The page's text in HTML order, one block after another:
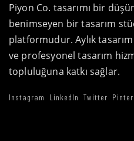
Piyon Co. tasarımı bir
benimseyen bir tasarım
platformudur. Aylık
ve profesyonel tasarım
topluluğuna katkı sağlar.
Instagram LinkedIn Twitter